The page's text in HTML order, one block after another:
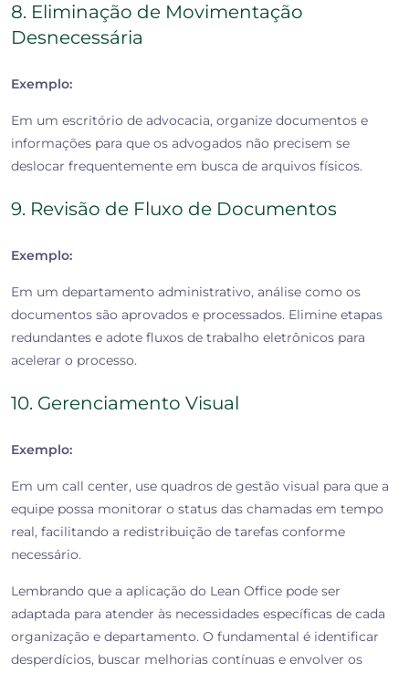
8. Eliminação de Movimentação
Desnecessária
Exemplo:
Em um escritório de advocacia, organize documentos e
informações para que os advogados não precisem se
deslocar frequentemente em busca de arquivos físicos.
9. Revisão de Fluxo de Documentos
Exemplo:
Em um departamento administrativo, análise como os
documentos são aprovados e processados. Elimine etapas
redundantes e adote fluxos de trabalho eletrônicos para
acelerar o processo.
10. Gerenciamento Visual
Exemplo:
Em um call center, use quadros de gestão visual para que a
equipe possa monitorar o status das chamadas em tempo
real, facilitando a redistribuição de tarefas conforme
necessário.
Lembrando que a aplicação do Lean Office pode ser
adaptada para atender às necessidades específicas de cada
organização e departamento. O fundamental é identificar
desperdícios, buscar melhorias contínuas e envolver os